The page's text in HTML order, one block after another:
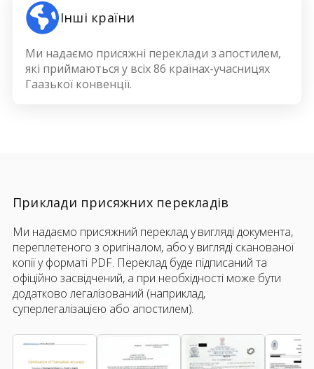
Інші країни
Ми надаємо присяжні переклади з апостилем,
які приймаються у всіх 86 країнах-учасницях
Гаазької конвенції.
Приклади присяжних перекладів
Ми надаємо присяжний переклад у вигляді документа,
переплетеного з оригіналом, або у вигляді сканованої
копії у форматі PDF. Переклад буде підписаний та
офіційно засвідчений, а при необхідності може бути
додатково легалізований (наприклад,
суперлегалізацією або апостилем).